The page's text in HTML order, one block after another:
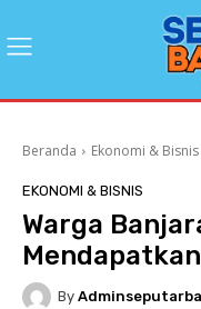
Beranda Ekonomi & Bisnis
EKONOMI & BISNIS
Warga
By